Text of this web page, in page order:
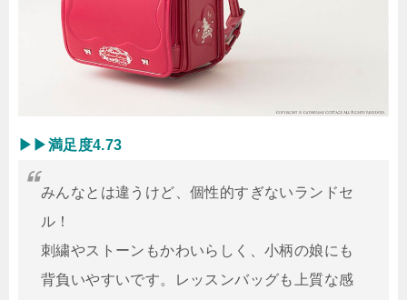
▶︎▶︎満足度4.73
みんなとは違うけど、個性的すぎないランドセ
ル！
刺繍やストーンもかわいらしく、小柄の娘にも
背負いやすいです。レッスンバッグも上質な感